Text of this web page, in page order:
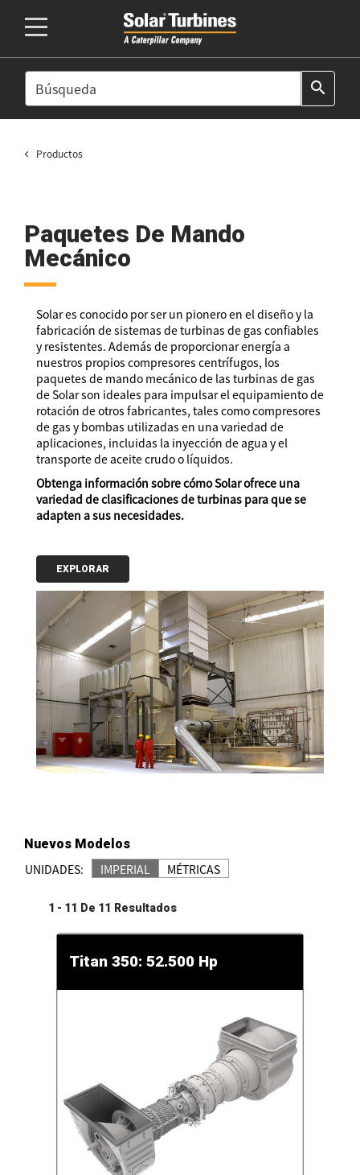
SEARCH search
Productos
Paquetes De Mando
Mecánico
Solar es conocido por ser un pionero en el diseño y la
fabricación de sistemas de turbinas de gas confiables
y resistentes. Además de proporcionar energía a
nuestros propios compresores centrífugos, los
paquetes de mando mecánico de las turbinas de gas
de Solar son ideales para impulsar el equipamiento de
rotación de otros fabricantes, tales como compresores
de gas y bombas utilizadas en una variedad de
aplicaciones, incluidas la inyección de agua y el
transporte de aceite crudo o líquidos.
Obtenga información sobre cómo Solar ofrece una
variedad de clasificaciones de turbinas para que se
adapten a sus necesidades.
EXPLORAR
Nuevos Modelos
UNIDADES: IMPERIAL MÉTRICAS
1 - 11 De 11 Resultados
Titan 350: 52.500 Hp